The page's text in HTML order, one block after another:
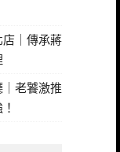
店｜傳承蔣
｜老饕激推